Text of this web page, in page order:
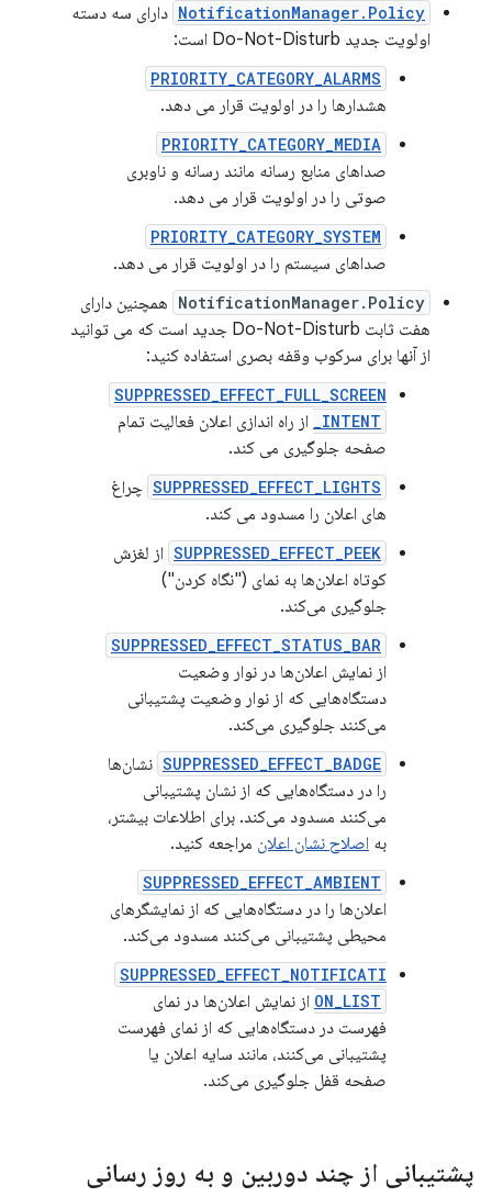
NotificationManager.Policy دارای سه دسته
اولویت جدید Do-Not-Disturb است:
PRIORITY_CATEGORY_ALARMS
هشدارها را در اولویت قرار می دهد.
PRIORITY_CATEGORY_MEDIA
صداهای منابع رسانه مانند رسانه و ناوبری
صوتی را در اولویت قرار می دهد.
PRIORITY_CATEGORY_SYSTEM
صداهای سیستم را در اولویت قرار می دهد.
NotificationManager.Policy همچنین دارای
هفت ثابت Do-Not-Disturb جدید است که می توانید
از آنها برای سرکوب وقفه بصری استفاده کنید:
SUPPRESSED_EFFECT_FULL_SCREEN
_INTENT از راه اندازی اعلان فعالیت تمام
صفحه جلوگیری می کند.
SUPPRESSED_EFFECT_LIGHTS چراغ
های اعلان را مسدود می کند.
SUPPRESSED_EFFECT_PEEK از لغزش
کوتاه اعلان‌ها به نمای ("نگاه کردن")
جلوگیری می‌کند.
SUPPRESSED_EFFECT_STATUS_BAR
از نمایش اعلان‌ها در نوار وضعیت
دستگاه‌هایی که از نوار وضعیت پشتیبانی
می‌کنند جلوگیری می‌کند.
SUPPRESSED_EFFECT_BADGE نشان‌ها
را در دستگاه‌هایی که از نشان پشتیبانی
می‌کنند مسدود می‌کند. برای اطلاعات بیشتر،
به اصلاح نشان اعلان مراجعه کنید.
SUPPRESSED_EFFECT_AMBIENT
اعلان‌ها را در دستگاه‌هایی که از نمایشگرهای
محیطی پشتیبانی می‌کنند مسدود می‌کند.
SUPPRESSED_EFFECT_NOTIFICATI
ON_LIST از نمایش اعلان‌ها در نمای
فهرست در دستگاه‌هایی که از نمای فهرست
پشتیبانی می‌کنند، مانند سایه اعلان یا
صفحه قفل جلوگیری می‌کند.
پشتیبانی از چند دوربین و به روز رسانی